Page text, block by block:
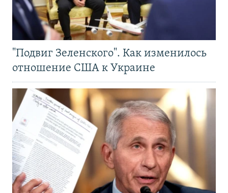
"Подвиг Зеленского". Как изменилось
отношение США к Украине